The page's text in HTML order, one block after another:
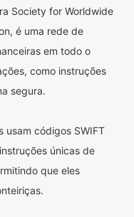
Society for Worldwide
é uma rede de
em todo o
como instruções
segura.
usam códigos SWIFT
únicas de
que eles